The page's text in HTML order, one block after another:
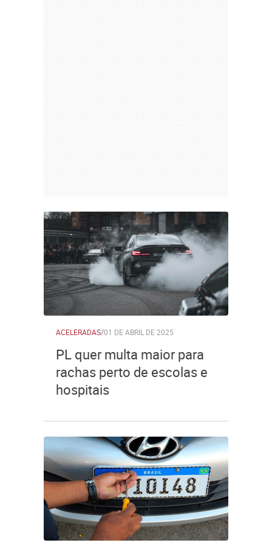
ACELERADAS/01 DE ABRIL DE 2025
PL quer multa maior para
rachas perto de escolas e
hospitais